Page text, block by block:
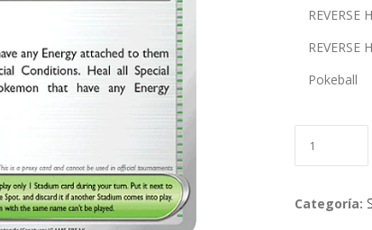
REVERSE
REVERSE
Pokeball
Categoría: